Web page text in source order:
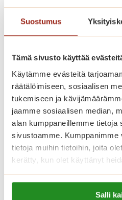
Suostumus
Tämä sivusto käyttää
Käytämme evästeitä
räätälöimiseen, sosiaalisen
tukemiseen ja
jaamme sosiaalisen median,
alan kumppaneillemme tietoja
sivustoamme. Kumppanimme
tietoja muihin tietoihin, joita
kerätty, kun olet käyttänyt
Lue lisää evästeistä:
https://sagacare.fi/evasteet/
Salli
tilojen käyttö.
lisäksi yksilöllinen
Katso vapaat
Koti palveluiden
Saga Käpylinnan